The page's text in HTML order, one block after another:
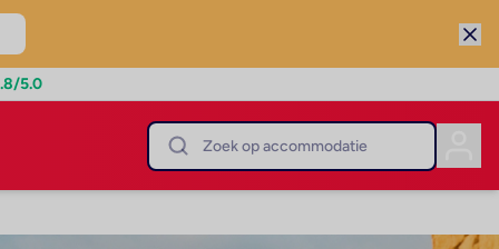
/5.0